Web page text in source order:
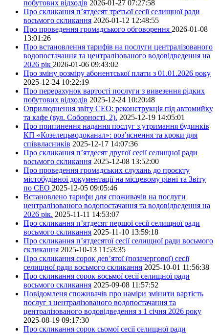
побутових відходів 2026-01-27 07:27:58
Про скликання п’ятдесят третьої сесії селищної ради
восьмого скликання 2026-01-12 12:48:55
Про проведення громадського обговорення 2026-01-08
13:01:26
Про встановлення тарифів на послуги централізованого
водопостачання та централізованого водовідведення на
2026 рік 2026-01-06 09:43:02
Про зміну розміру абонентської плати з 01.01.2026 року
2025-12-24 10:22:19
Про перерахунок вартості послуги з вивезення рідких
побутових відходів 2025-12-24 10:20:48
Оприлюднення звіту СЕО: реконструкція під автомийку
та кафе (вул. Соборності, 2). 2025-12-19 14:05:01
Про припинення надання послуг з утримання будинків
КП «Козелецьводоканал»: роз’яснення та кроки для
співвласників 2025-12-17 14:07:36
Про скликання п’ятдесят другої сесії селищної ради
восьмого скликання 2025-12-08 13:52:00
Про проведення громадських слухань до проєкту
містобудівної документації на місцевому рівні та Звіту
по СЕО 2025-12-05 09:05:46
Встановлено тарифи для споживачів на послуги
централізованого водопостачання та водовідведення на
2026 рік. 2025-11-11 14:53:07
Про скликання п’ятдесят першої сесії селищної ради
восьмого скликання 2025-11-10 13:59:18
Про скликання п’ятдесятої сесії селищної ради восьмого
скликання 2025-10-13 11:53:35
Про скликання сорок дев’ятої (позачергової) сесії
селищної ради восьмого скликання 2025-10-01 11:56:38
Про скликання сорок восьмої сесії селищної ради
восьмого скликання 2025-09-08 11:57:52
Повідомленя споживачів про наміри змінити вартість
послуг з централізованого водопостачання та
централізованого водовідведення з 1 січня 2026 року
2025-08-19 09:17:30
Про скликання сорок сьомої сесії селищної ради